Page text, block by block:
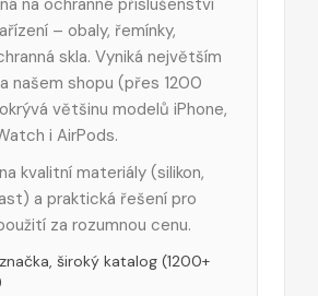
– obaly, řemínky,
skla. Vyniká největším
našem shopu (přes 1200
většinu modelů iPhone,
i AirPods.
kvalitní materiály (silikon,
a praktická řešení pro
za rozumnou cenu.
široký katalog (1200+